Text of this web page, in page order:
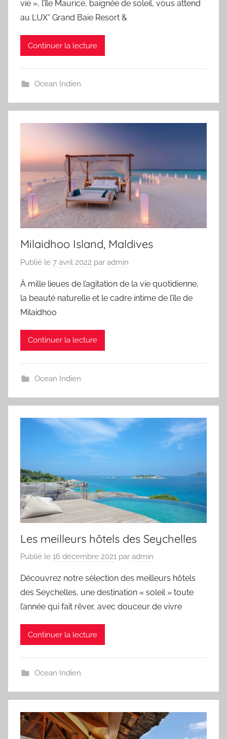
vie », l’île Maurice, baignée de soleil, vous attend
au LUX* Grand Baie Resort &
Continuer la lecture
Ocean Indien
Milaidhoo Island, Maldives
Publié le 7 avril 2022 par admin
À mille lieues de l’agitation de la vie quotidienne,
la beauté naturelle et le cadre intime de l’île de
Milaidhoo
Continuer la lecture
Ocean Indien
Les meilleurs hôtels des Seychelles
Publié le 16 décembre 2021 par admin
Découvrez notre sélection des meilleurs hôtels
des Seychelles, une destination « soleil » toute
l’année qui fait rêver, avec douceur de vivre
Continuer la lecture
Ocean Indien